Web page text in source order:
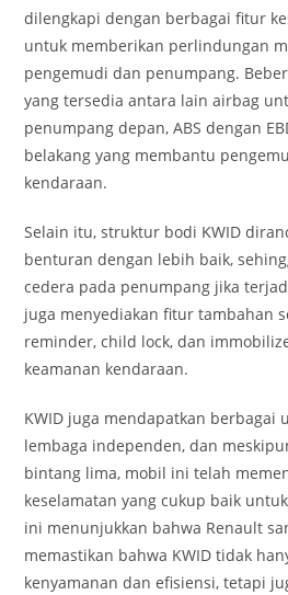
dilengkapi dengan berbagai fitur
untuk memberikan perlindungan
pengemudi dan penumpang.
yang tersedia antara lain airbag
penumpang depan, ABS dengan
belakang yang membantu
kendaraan.
Selain itu, struktur bodi KWID
benturan dengan lebih baik,
cedera pada penumpang jika
juga menyediakan fitur tambahan
reminder, child lock, dan
keamanan kendaraan.
KWID juga mendapatkan berbagai
lembaga independen, dan
bintang lima, mobil ini telah
keselamatan yang cukup baik
ini menunjukkan bahwa Renault
memastikan bahwa KWID tidak
kenyamanan dan efisiensi, tetapi